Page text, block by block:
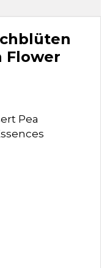
Flower